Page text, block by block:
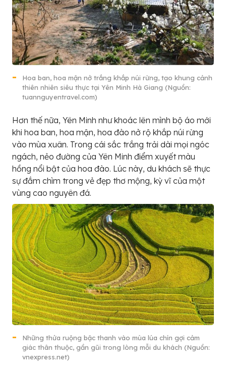
Hoa ban, hoa mận nở trắng khắp núi rừng, tạo khung cảnh
thiên nhiên siêu thực tại Yên Minh Hà Giang (Nguồn:
tuannguyentravel.com)
Hơn thế nữa, Yên Minh như khoác lên mình bộ áo mới
khi hoa ban, hoa mận, hoa đào nở rộ khắp núi rừng
vào mùa xuân. Trong cái sắc trắng trải dài mọi ngóc
ngách, nẻo đường của Yên Minh điểm xuyết màu
hồng nổi bật của hoa đào. Lúc này, du khách sẽ thực
sự đắm chìm trong vẻ đẹp thơ mộng, kỳ vĩ của một
vùng cao nguyên đá.
Những thửa ruộng bậc thanh vào mùa lúa chín gợi cảm
giác thân thuộc, gần gũi trong lòng mỗi du khách (Nguồn:
vnexpress.net)